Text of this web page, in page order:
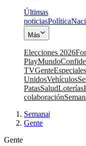
Últimas
noticiasPolítica
Más
Elecciones 2026
PlayMundo
TVGenteEspeciales
UnidosVehículos
PatasSaludLoterías
colaboración
Semana|
Gente
Gente